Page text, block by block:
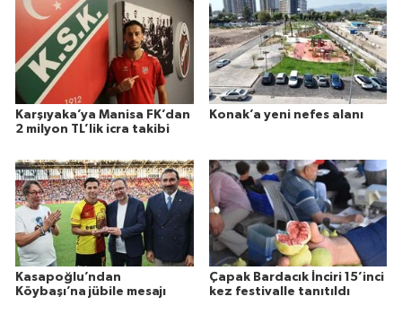
Karşıyaka’ya Manisa FK’dan
2 milyon TL’lik icra takibi
Konak’a yeni nefes alanı
Kasapoğlu’ndan
Köybaşı’na jübile mesajı
Çapak Bardacık İnciri 15’inci
kez festivalle tanıtıldı